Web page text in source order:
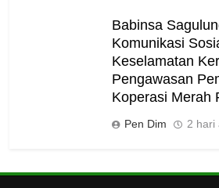
Babinsa
Komunikasi
Keselamatan
Pengawasan
Koperasi Merah
Pen Dim 2 hari